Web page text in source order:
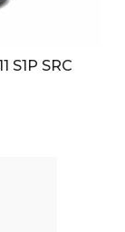
S1P SRC